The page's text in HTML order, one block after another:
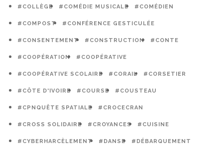
#COLLÈGE #COMÉDIE MUSICALE #COMÉDIEN
#COMPOST #CONFÉRENCE GESTICULÉE
#CONSENTEMENT #CONSTRUCTION #CONTE
#COOPÉRATION #COOPÉRATIVE
#COOPÉRATIVE SCOLAIRE #CORAIL #CORSETIER
#CÔTE D'IVOIRE #COURSE #COUSTEAU
#CPNQUÊTE SPATIALE #CROCECRAN
#CROSS SOLIDAIRE #CROYANCES #CUISINE
#CYBERHARCÈLEMENT #DANSE #DÉBARQUEMENT